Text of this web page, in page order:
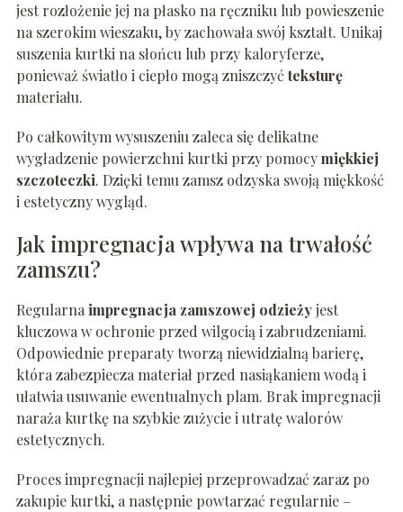
jest rozłożenie jej na płasko na ręczniku lub powieszenie
na szerokim wieszaku, by zachowała swój kształt. Unikaj
suszenia kurtki na słońcu lub przy kaloryferze,
ponieważ światło i ciepło mogą zniszczyćteksturę
materiału.
Po całkowitym wysuszeniu zaleca się delikatne
wygładzenie powierzchni kurtki przy pomocymiękkiej
szczoteczki. Dzięki temu zamsz odzyska swoją miękkość
i estetyczny wygląd.
Jak impregnacja wpływa na trwałość
zamszu?
Regularnaimpregnacja zamszowej odzieżyjest
kluczowa w ochronie przed wilgocią i zabrudzeniami.
Odpowiednie preparaty tworzą niewidzialną barierę,
która zabezpiecza materiał przed nasiąkaniem wodą i
ułatwia usuwanie ewentualnych plam. Brak impregnacji
naraża kurtkę na szybkie zużycie i utratę walorów
estetycznych.
Proces impregnacji najlepiej przeprowadzać zaraz po
zakupie kurtki, a następnie powtarzać regularnie –